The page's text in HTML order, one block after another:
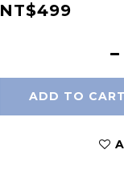
NT$499
ADD TO CART